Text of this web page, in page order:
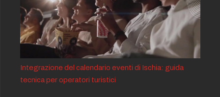
Integrazione del calendario eventi di Ischia: guida
tecnica per operatori turistici